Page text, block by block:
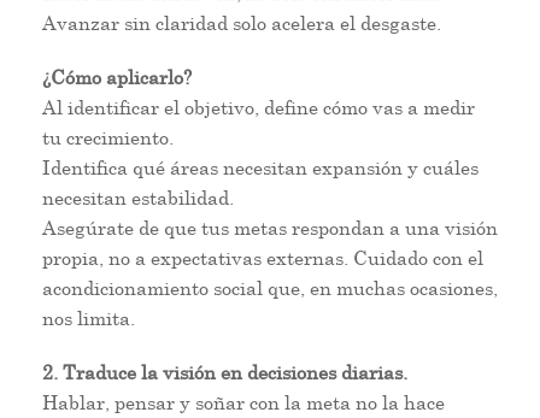
Avanzar sin claridad solo acelera el desgaste.
¿Cómo aplicarlo?
Al identificar el objetivo, define cómo vas a medir
tu crecimiento.
Identifica qué áreas necesitan expansión y cuáles
necesitan estabilidad.
Asegúrate de que tus metas respondan a una visión
propia, no a expectativas externas. Cuidado con el
acondicionamiento social que, en muchas ocasiones,
nos limita.
2. Traduce la visión en decisiones diarias.
Hablar, pensar y soñar con la meta no la hace